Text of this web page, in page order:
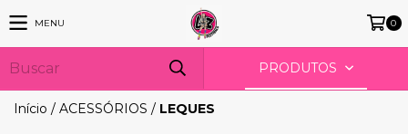
MENU 0
PRODUTOS
Início / ACESSÓRIOS / LEQUES